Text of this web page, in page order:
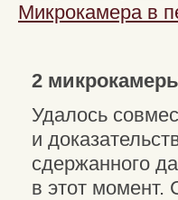
Микрокамера в
2
Удалось
и
сдержанного
в этот момент.